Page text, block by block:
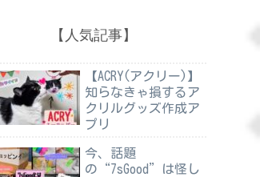
【人気記事】
【ACRY(アクリー)】
知らなきゃ損するア
クリルグッズ作成ア
プリ
今、話題
の“7sGood”は怪し